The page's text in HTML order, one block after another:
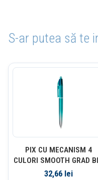
S-ar putea să te
PIX CU MECANISM 4
CULORI SMOOTH GRAD
32,66 lei